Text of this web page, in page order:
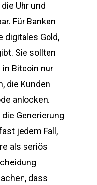
Uhr und
Für Banken
digitales Gold,
Sie sollten
Bitcoin nur
die Kunden
anlocken.
Generierung
jedem Fall,
als seriös
dass